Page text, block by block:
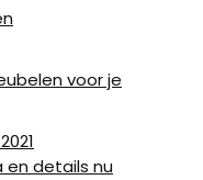
voor je
details nu